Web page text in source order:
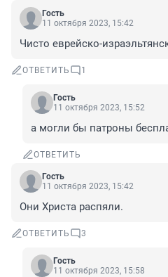
Гость
11 октября 2023, 15:42
Чисто еврейско-
ОТВЕТИТЬ 1
Гость
11 октября 2023, 15:52
а могли бы патроны
ОТВЕТИТЬ
Гость
11 октября 2023, 15:42
Они Христа распяли.
ОТВЕТИТЬ 3
Гость
11 октября 2023, 15:58